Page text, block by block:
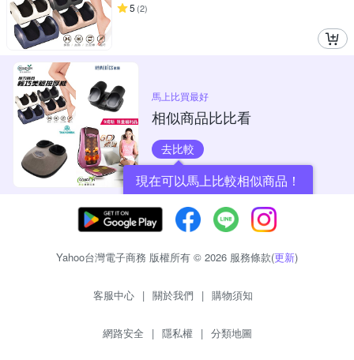
5 (2)
馬上比買最好
相似商品比比看
去比較
現在可以馬上比較相似商品！
Yahoo台灣電子商務 版權所有 © 2026 服務條款(更新)
客服中心 | 關於我們 | 購物須知
網路安全 | 隱私權 | 分類地圖